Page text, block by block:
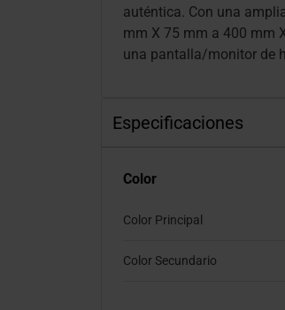
auténtica. Con una
mm X 75 mm a 400 mm
una pantalla/monitor de
Especificaciones
Color
Color Principal
Color Secundario